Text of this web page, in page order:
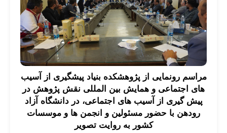
مراسم رونمایی از پژوهشکده بنیاد پیشگیری از آسیب
های اجتماعی و همایش بین المللی نقش پژوهش در
پیش گیری از آسیب های اجتماعی، در دانشگاه آزاد
رودهن با حضور مسئولین و انجمن ها و موسسات
کشور به روایت تصویر